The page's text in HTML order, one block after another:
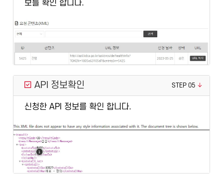
보를 확인 합니다.
API 정보확인 STEP 05
신청한 API 정보를 확인 합니다.